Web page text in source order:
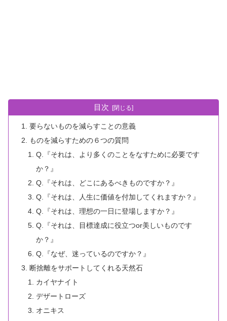
目次
要らないものを減らすことの意義
ものを減らすための６つの質問
Q.『それは、より多くのことをなすために必要です
か？』
Q.『それは、どこにあるべきものですか？』
Q.『それは、人生に価値を付加してくれますか？』
Q.『それは、理想の一日に登場しますか？』
Q.『それは、目標達成に役立つor美しいものです
か？』
Q.『なぜ、迷っているのですか？』
断捨離をサポートしてくれる天然石
カイヤナイト
デザートローズ
オニキス